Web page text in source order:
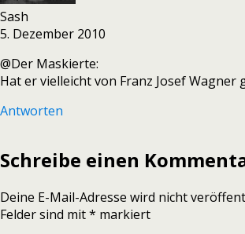
Sash
5. Dezember 2010
@Der Maskierte:
Hat er vielleicht von Franz Josef Wagner
Antworten
Schreibe einen
Deine E-Mail-Adresse wird nicht
Felder sind mit* markiert